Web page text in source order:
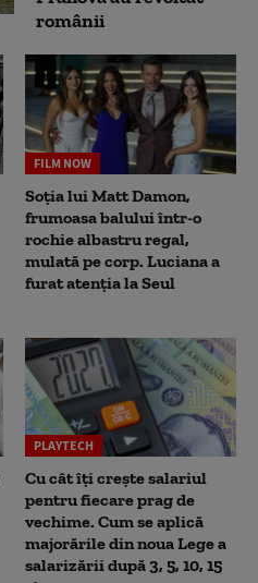
românii
FILM NOW
Soția lui Matt Damon,
frumoasa balului într-o
rochie albastru regal,
mulată pe corp. Luciana a
furat atenția la Seul
PLAYTECH
Cu cât îți crește salariul
pentru fiecare prag de
vechime. Cum se aplică
majorările din noua Lege a
salarizării după 3, 5, 10, 15